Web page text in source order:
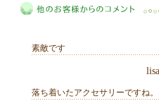
素敵です
落ち着いたアクセサリーですね。